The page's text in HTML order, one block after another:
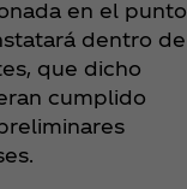
en el punto
dentro de
que dicho
cumplido